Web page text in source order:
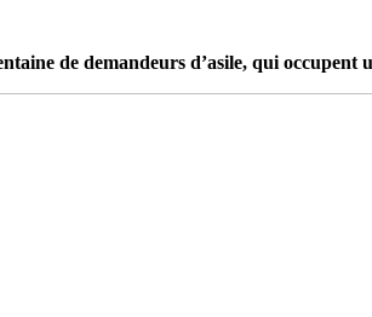
de demandeurs d’asile, qui occupent